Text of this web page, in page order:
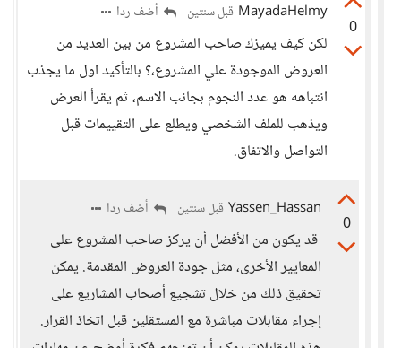
0
MayadaHelmy قبل سنتين أضف ردا
لكن كيف يميزك صاحب المشروع من بين العديد من
العروض الموجودة علي المشروع،؟ بالتأكيد اول ما يجذب
انتباهه هو عدد النجوم بجانب الاسم، ثم يقرأ العرض
ويذهب للملف الشخصي ويطلع على التقييمات قبل
التواصل والاتفاق.
0
Yassen_Hassan قبل سنتين أضف ردا
قد يكون من الأفضل أن يركز صاحب المشروع على
المعايير الأخرى، مثل جودة العروض المقدمة. يمكن
تحقيق ذلك من خلال تشجيع أصحاب المشاريع على
إجراء مقابلات مباشرة مع المستقلين قبل اتخاذ القرار.